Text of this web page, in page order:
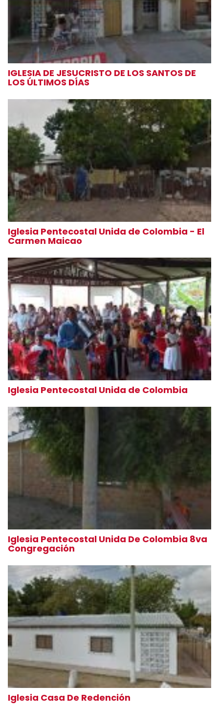
IGLESIA DE JESUCRISTO DE LOS SANTOS DE
LOS ÚLTIMOS DÍAS
Iglesia Pentecostal Unida de Colombia - El
Carmen Maicao
Iglesia Pentecostal Unida de Colombia
Iglesia Pentecostal Unida De Colombia 8va
Congregación
Iglesia Casa De Redención